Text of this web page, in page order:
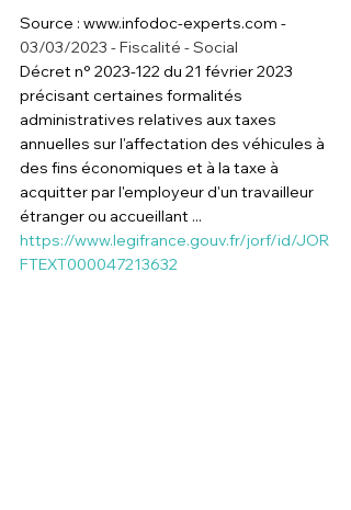
Source : www.infodoc-experts.com -
03/03/2023 - Fiscalité - Social
Décret n° 2023-122 du 21 février 2023
précisant certaines formalités
administratives relatives aux taxes
annuelles sur l'affectation des véhicules à
des fins économiques et à la taxe à
acquitter par l'employeur d'un travailleur
étranger ou accueillant ...
https://www.legifrance.gouv.fr/jorf/id/JOR
FTEXT000047213632